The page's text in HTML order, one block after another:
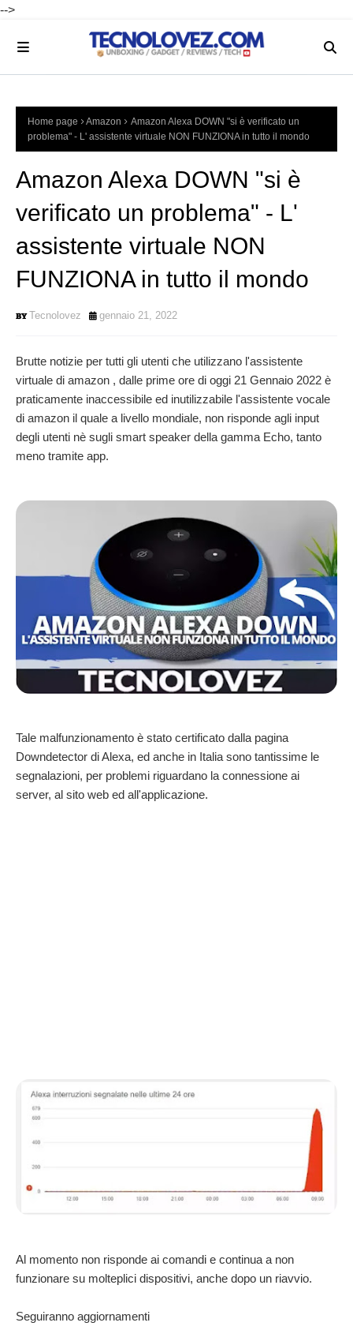
-->
Home page Amazon
Amazon Alexa DOWN "si è verificato un
problema" - L' assistente virtuale NON FUNZIONA in tutto il mondo
Amazon Alexa DOWN "si è
verificato un problema" - L'
assistente virtuale NON
FUNZIONA in tutto il mondo
Tecnolovez gennaio 21, 2022
Brutte notizie per tutti gli utenti che utilizzano l'assistente
virtuale di amazon , dalle prime ore di oggi 21 Gennaio 2022 è
praticamente inaccessibile ed inutilizzabile l'assistente vocale
di amazon il quale a livello mondiale, non risponde agli input
degli utenti nè sugli smart speaker della gamma Echo, tanto
meno tramite app.
Tale malfunzionamento è stato certificato dalla pagina
Downdetector di Alexa, ed anche in Italia sono tantissime le
segnalazioni, per problemi riguardano la connessione ai
server, al sito web ed all'applicazione.
Al momento non risponde ai comandi e continua a non
funzionare su molteplici dispositivi, anche dopo un riavvio.
Seguiranno aggiornamenti